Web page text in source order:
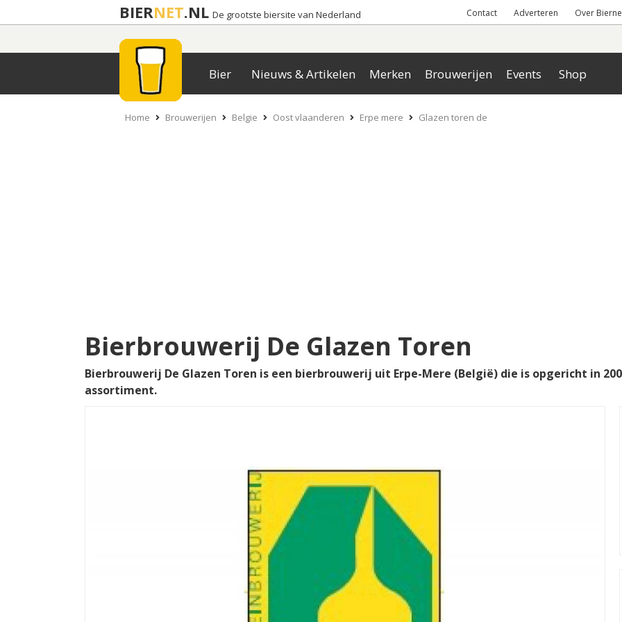
BIERNET.NL De grootste biersite van Nederland Contact Adverteren Over
Bier Nieuws & Artikelen Merken Brouwerijen Events Shop
Home Brouwerijen Belgie Oost vlaanderen Erpe mere Glazen toren de
Bierbrouwerij De Glazen Toren
Bierbrouwerij De Glazen Toren is een bierbrouwerij uit Erpe-Mere (België) die is opgericht in
assortiment.